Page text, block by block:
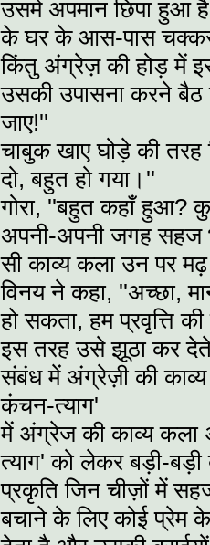
उसमें अपमान छिपा हुआ
के घर के आस-पास
किंतु अंग्रेज़ की होड़ में
उसकी उपासना करने बैठ
जाए!''
चाबुक खाए घोड़े की तरह
दो, बहुत हो गया।''
गोरा, ''बहुत कहाँ हुआ?
अपनी-अपनी जगह सहज
सी काव्य कला उन पर
विनय ने कहा, ''अच्छा,
हो सकता, हम
इस तरह उसे झूठा कर
संबंध में अंग्रेज़ी की
कंचन-त्याग'
में अंग्रेज की काव्य कला
त्याग' को लेकर बड़ी-बड़ी
प्रकृति जिन चीज़ों में
बचाने के लिए कोई प्रेम